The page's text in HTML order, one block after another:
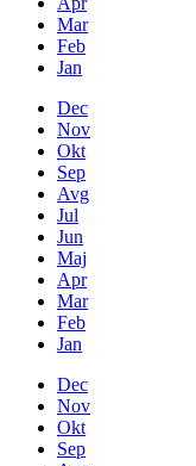
Mar
Feb
Jan
Dec
Nov
Okt
Sep
Avg
Jul
Jun
Maj
Apr
Mar
Feb
Jan
Dec
Nov
Okt
Sep